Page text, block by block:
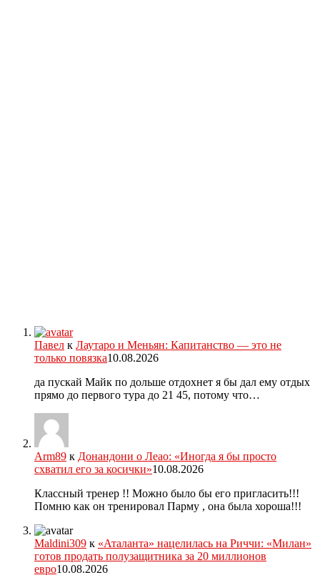
Павел к Лаутаро и Меньян: Капитанство — это не
только повязка10.08.2026
да пускай Майк по дольше отдохнет я бы дал ему отдых
прямо до первого тура до 21 45, потому что…
Arm89 к Донандони о Леао: «Иногда я бы просто
схватил его за косички»10.08.2026
Классный тренер !! Можно было бы его пригласить!!!
Помню как он тренировал Парму , она была хороша!!!
Maldini309 к «Аталанта» нацелилась на Риччи: «Милан»
готов продать полузащитника за 20 миллионов
евро10.08.2026